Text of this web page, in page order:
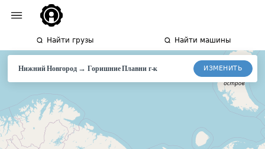
Найти грузы Найти машины
Нижний Новгород→Горишние Плавни г-к ИЗМЕНИТЬ